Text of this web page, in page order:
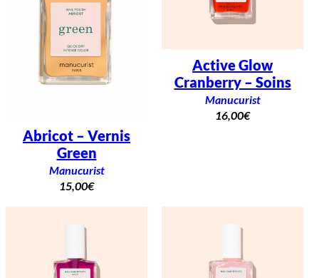
Abricot – Vernis
Green
Manucurist
15,00€
Active Glow
Cranberry – Soins
Manucurist
16,00€